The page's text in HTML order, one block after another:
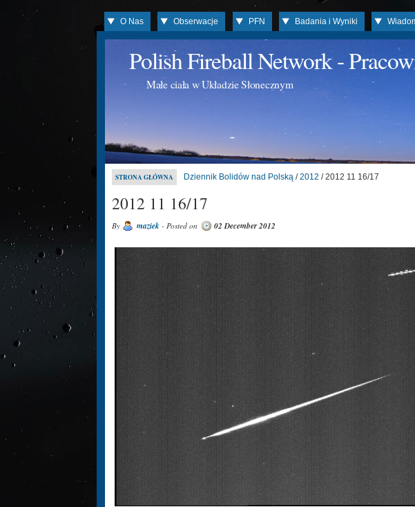
O Nas Obserwacje PFN Badania i Wyniki
Polish Fireball Network -
Małe ciała w Układzie Słonecznym
STRONA GŁÓWNA Dziennik Bolidów nad Polską /2012 / 2012 11 16/17
2012 11 16/17
By maziek - Posted on 02 December 2012